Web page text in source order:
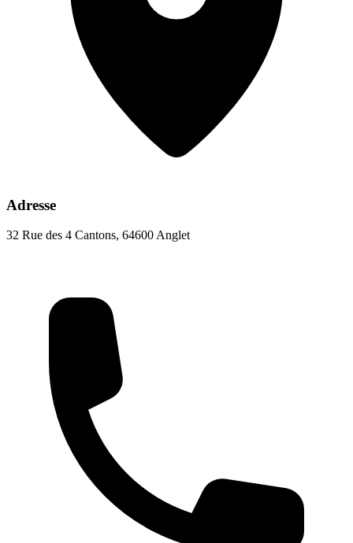
Adresse
32 Rue des 4 Cantons, 64600 Anglet